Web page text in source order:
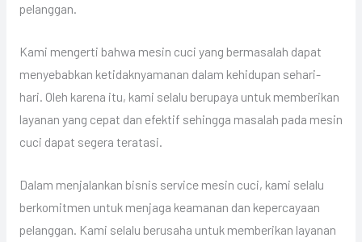
pelanggan.
Kami mengerti bahwa mesin cuci yang bermasalah dapat
menyebabkan ketidaknyamanan dalam kehidupan sehari-
hari. Oleh karena itu, kami selalu berupaya untuk memberikan
layanan yang cepat dan efektif sehingga masalah pada mesin
cuci dapat segera teratasi.
Dalam menjalankan bisnis service mesin cuci, kami selalu
berkomitmen untuk menjaga keamanan dan kepercayaan
pelanggan. Kami selalu berusaha untuk memberikan layanan